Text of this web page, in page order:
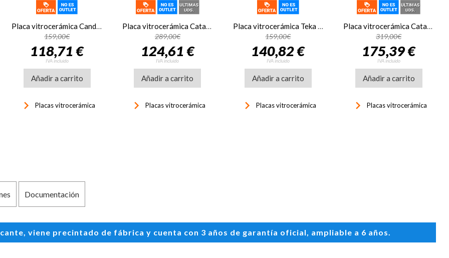
Placa vitrocerámica Candy CH63CC/4U2, 60 cm, 3 zonas, ref: 33803210
159,00€
118,71 €
IVA incluido
Añadir a carrito
keyboard_arrow_right Placas vitrocerámica
Placa vitrocerámica Cata TD6003BK 3 zonas 27 cm 08063411
289,00€
124,61 €
IVA incluido
Añadir a carrito
keyboard_arrow_right Placas vitrocerámica
Placa vitrocerámica Teka TBC63120, 3 zonas, zona grande 29 cm, 9 niveles potencia, control táctil deslizante, display LED, bloqueo seguridad, Booster, 7400W, cristal negro
159,00€
140,82 €
IVA incluido
Añadir a carrito
keyboard_arrow_right Placas vitrocerámica
Placa vitrocerámica Cata TT5003/G 3 zonas
319,00€
175,39 €
IVA incluido
Añadir a carrito
keyboard_arrow_right Placas vitrocerámica
Documentación
viene precintado de fábrica y cuenta con 3 años de garantía oficial, ampliable a 6 años.